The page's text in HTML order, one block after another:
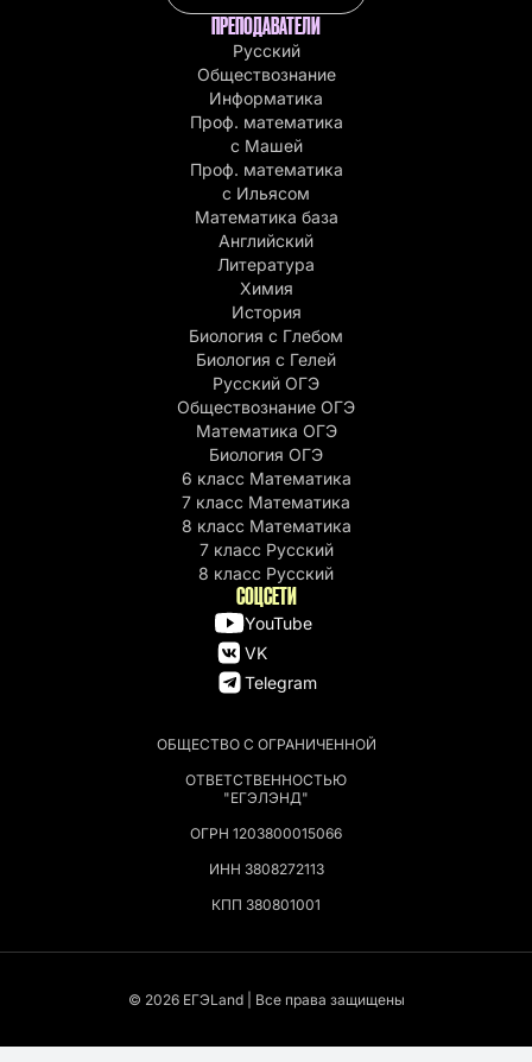
ОБЩЕСТВО С ОГРАНИЧЕННОЙ
ОТВЕТСТВЕННОСТЬЮ
"ЕГЭЛЭНД"
ОГРН 1203800015066
ИНН 3808272113
КПП 380801001
ПРЕПОДАВАТЕЛИ
Русский
Обществознание
Информатика
Проф. математика
с Машей
Проф. математика
c Ильясом
Математика база
Английский
Литература
Химия
История
Биология с Глебом
Биология с Гелей
Русский ОГЭ
Обществознание ОГЭ
Математика ОГЭ
Биология ОГЭ
6 класс Математика
7 класс Математика
8 класс Математика
7 класс Русский
8 класс Русский
СОЦСЕТИ
YouTube
VK
Telegram
© 2026 EГЭLand | Все права защищены